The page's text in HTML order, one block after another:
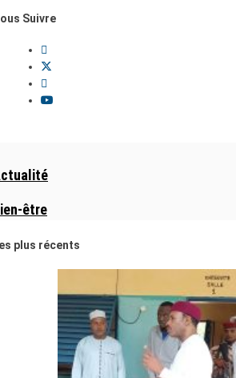
Suivre
être
plus récents